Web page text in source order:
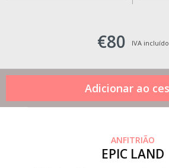
€80 IVA incluído
ANFITRIÃO
EPIC LAND